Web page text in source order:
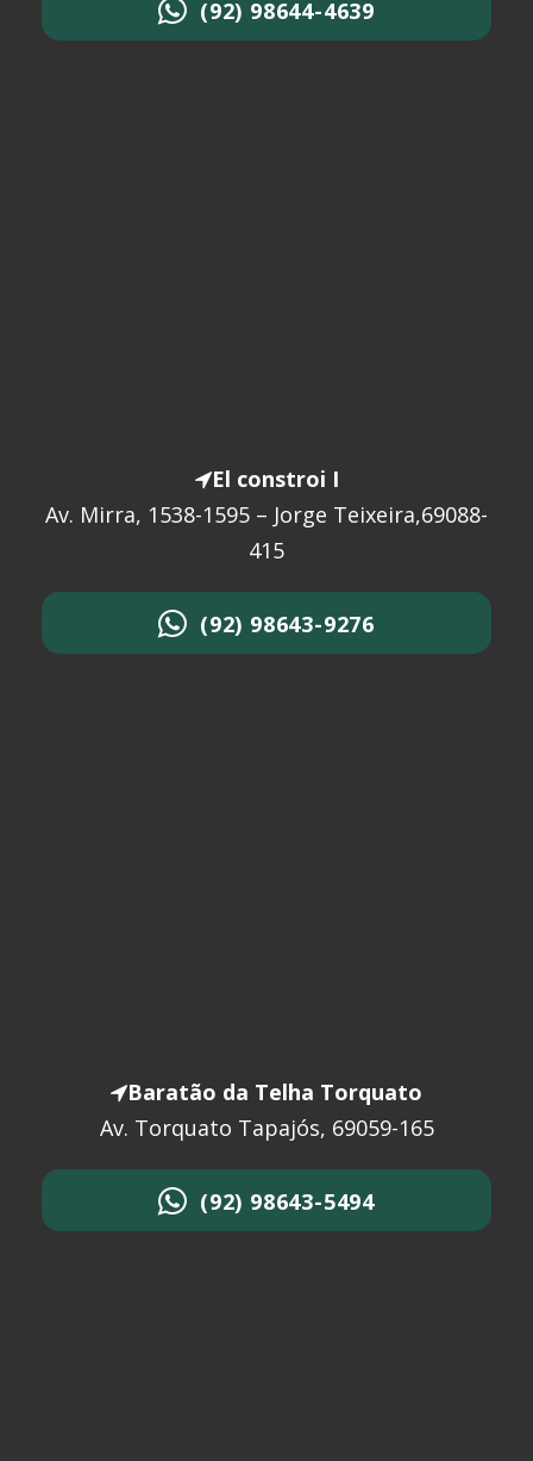
(92) 98644-4639
El constroi I
Av. Mirra, 1538-1595 – Jorge Teixeira,69088-
415
(92) 98643-9276
Baratão da Telha Torquato
Av. Torquato Tapajós, 69059-165
(92) 98643-5494